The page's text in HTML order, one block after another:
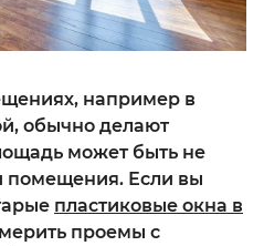
например в
обычно делают
может быть не
помещения. Если вы
пластиковые окна в
проемы с